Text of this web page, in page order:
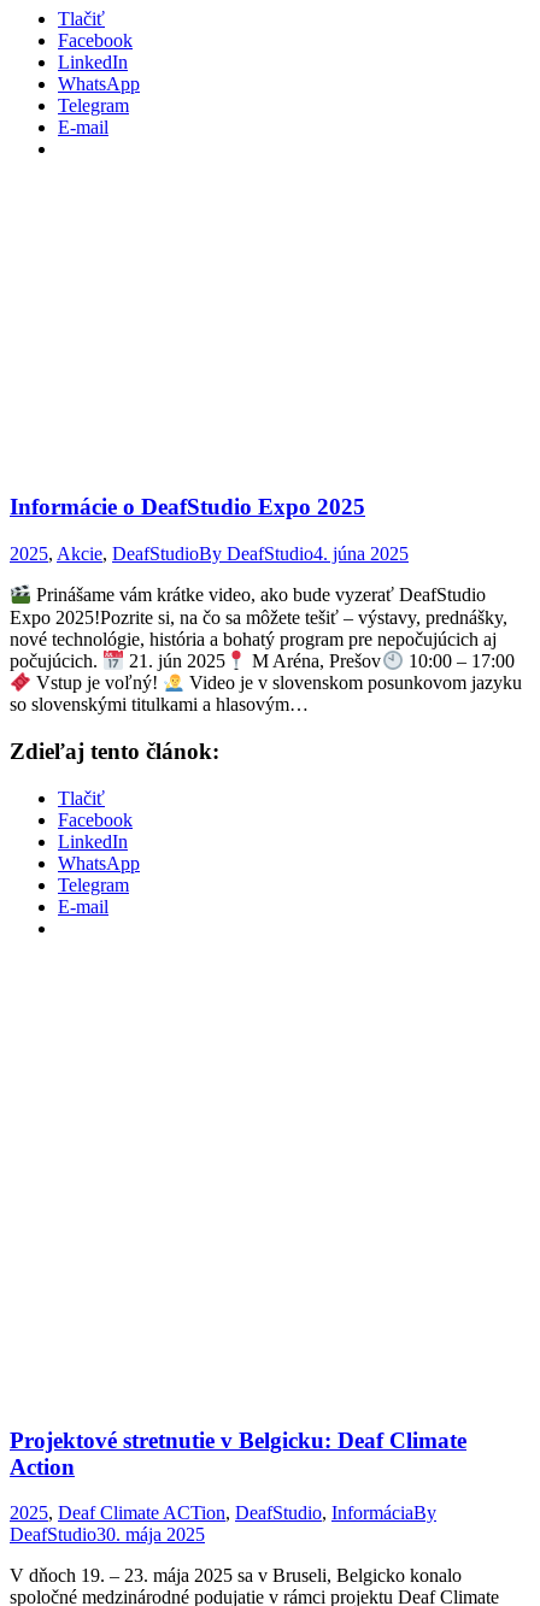
Tlačiť
Facebook
LinkedIn
WhatsApp
Telegram
E-mail
Informácie o DeafStudio Expo 2025
2025, Akcie, DeafStudioBy DeafStudio4. júna 2025
Prinášame vám krátke video, ako bude vyzerať DeafStudio
Expo 2025!Pozrite si, na čo sa môžete tešiť – výstavy, prednášky,
nové technológie, história a bohatý program pre nepočujúcich aj
počujúcich.
21. jún 2025 M Aréna, Prešov
10:00 – 17:00
Vstup je voľný!
Video je v slovenskom posunkovom jazyku
so slovenskými titulkami a hlasovým…
Zdieľaj tento článok:
Tlačiť
Facebook
LinkedIn
WhatsApp
Telegram
E-mail
Projektové stretnutie v Belgicku: Deaf Climate
Action
2025, Deaf Climate ACTion, DeafStudio, InformáciaBy
DeafStudio30. mája 2025
V dňoch 19. – 23. mája 2025 sa v Bruseli, Belgicko konalo
spoločné medzinárodné podujatie v rámci projektu Deaf Climate